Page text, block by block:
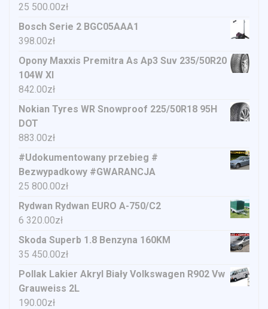
25 500.00zł
Bosch Serie 2 BGC05AAA1
398.00zł
Opony Maxxis Premitra As Ap3 Suv 235/50R20
104W Xl
842.00zł
Nokian Tyres WR Snowproof 225/50R18 95H
DOT
883.00zł
#Udokumentowany przebieg #
Bezwypadkowy #GWARANCJA
25 800.00zł
Rydwan Rydwan EURO A-750/C2
6 320.00zł
Skoda Superb 1.8 Benzyna 160KM
35 450.00zł
Pollak Lakier Akryl Biały Volkswagen R902 Vw
Grauweiss 2L
190.00zł